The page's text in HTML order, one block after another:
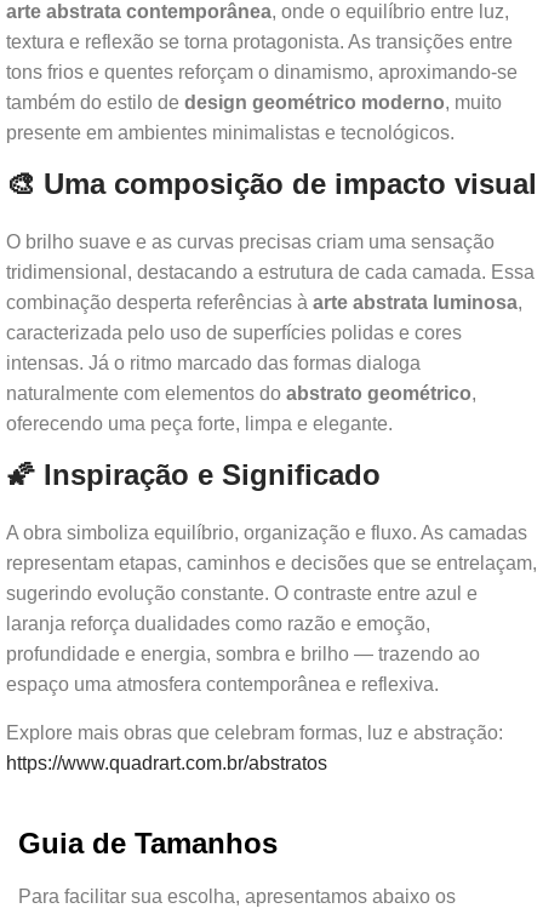
arte abstrata contemporânea, onde o equilíbrio entre luz,
textura e reflexão se torna protagonista. As transições entre
tons frios e quentes reforçam o dinamismo, aproximando-se
também do estilo de design geométrico moderno, muito
presente em ambientes minimalistas e tecnológicos.
🎨 Uma composição de impacto visual
O brilho suave e as curvas precisas criam uma sensação
tridimensional, destacando a estrutura de cada camada. Essa
combinação desperta referências à arte abstrata luminosa,
caracterizada pelo uso de superfícies polidas e cores
intensas. Já o ritmo marcado das formas dialoga
naturalmente com elementos do abstrato geométrico,
oferecendo uma peça forte, limpa e elegante.
🌠 Inspiração e Significado
A obra simboliza equilíbrio, organização e fluxo. As camadas
representam etapas, caminhos e decisões que se entrelaçam,
sugerindo evolução constante. O contraste entre azul e
laranja reforça dualidades como razão e emoção,
profundidade e energia, sombra e brilho — trazendo ao
espaço uma atmosfera contemporânea e reflexiva.
Explore mais obras que celebram formas, luz e abstração:
https://www.quadrart.com.br/abstratos
Guia de Tamanhos
Para facilitar sua escolha, apresentamos abaixo os